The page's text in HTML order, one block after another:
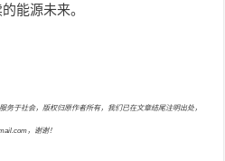
能源未来。
务于社会，版权归原作者所有，我们已在文章结尾注明出处，
，谢谢！